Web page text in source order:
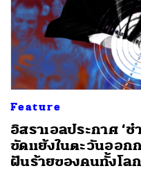
Feature
อิสราเอลประกาศ ‘
ขัดแย้งในตะวันออก
ฝันร้ายของคนทั้งโลก